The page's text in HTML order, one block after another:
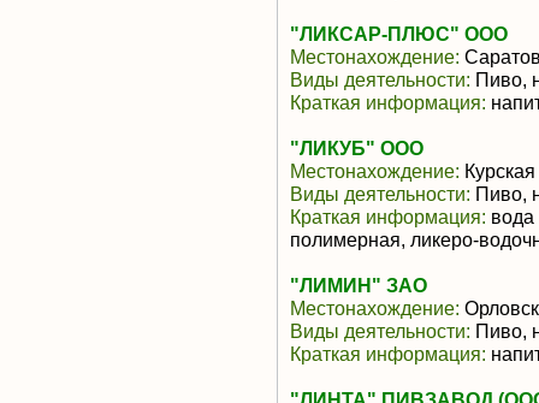
"ЛИКСАР-ПЛЮС" ООО
Местонахождение:
Виды деятельности: Пиво,
Краткая информация:
"ЛИКУБ" ООО
Местонахождение:
Виды деятельности: Пиво,
Краткая информация:
полимерная, ликеро-
"ЛИМИН" ЗАО
Местонахождение:
Виды деятельности: Пиво,
Краткая информация: